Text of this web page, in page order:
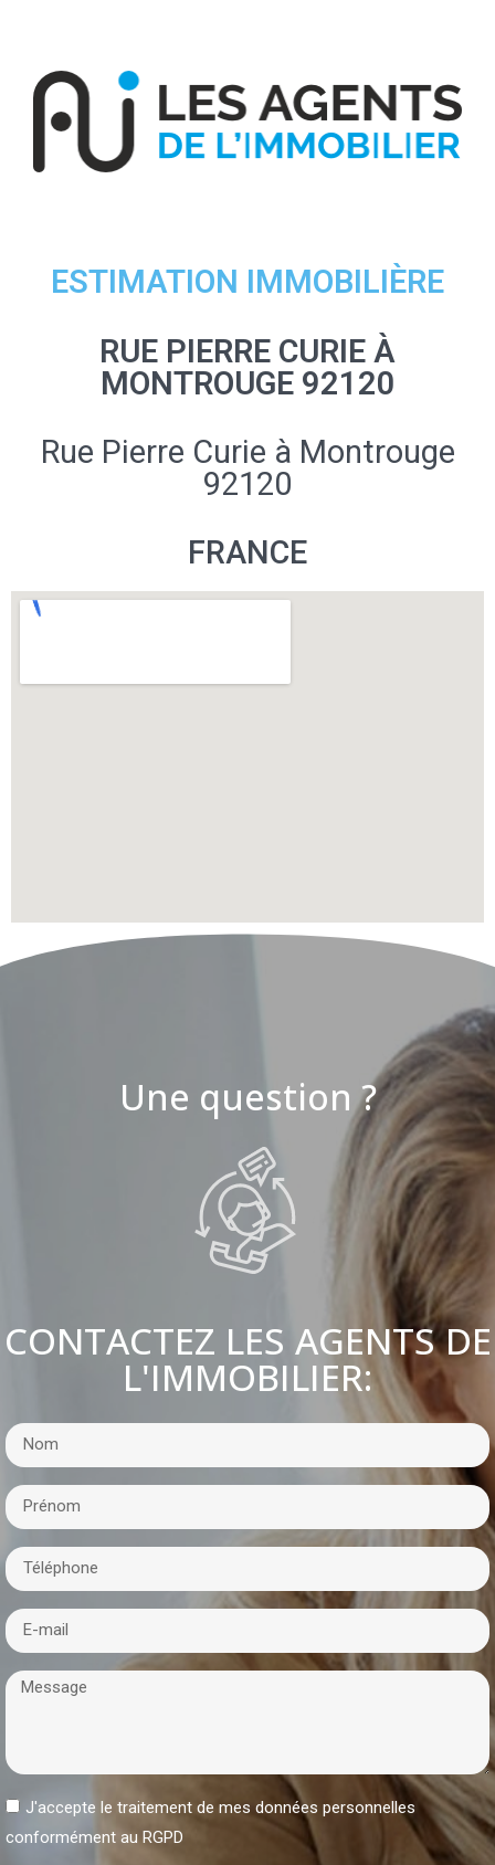
ESTIMATION IMMOBILIÈRE
RUE PIERRE CURIE À
MONTROUGE 92120
Rue Pierre Curie à Montrouge
92120
FRANCE
Une question ?
CONTACTEZ LES AGENTS DE
L'IMMOBILIER:
J'accepte le traitement de mes données personnelles
conformément au RGPD